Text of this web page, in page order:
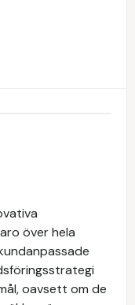
över hela
oavsett om de